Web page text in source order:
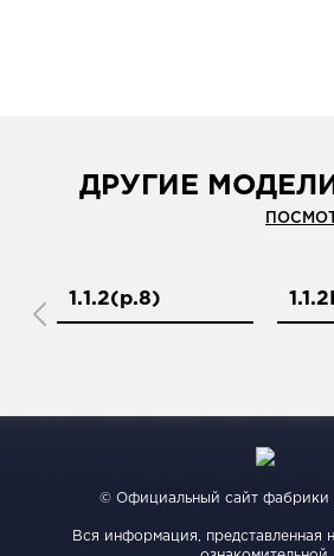
ДРУГИЕ
1.1.2(р.8)
© Официальный сайт фабрики
Вся информация, представленная